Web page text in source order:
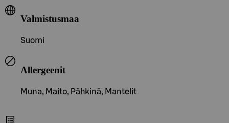
Valmistusmaa
Suomi
Allergeenit
Muna, Maito, Pähkinä, Mantelit